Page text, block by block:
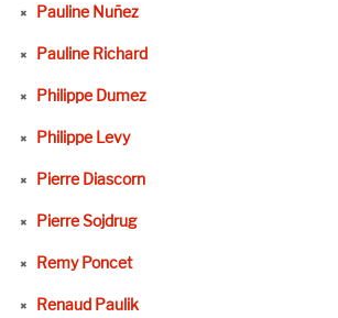
Pauline Nuñez
Pauline Richard
Philippe Dumez
Philippe Levy
Pierre Diascorn
Pierre Sojdrug
Remy Poncet
Renaud Paulik